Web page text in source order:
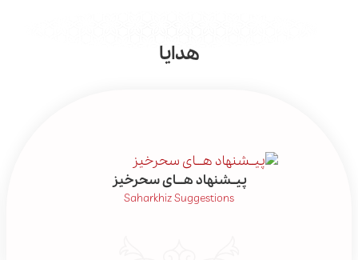
هدایا
پیــشنهاد هـــای سحرخیز
Saharkhiz Suggestions